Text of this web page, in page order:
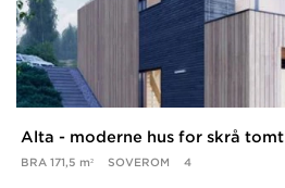
Alta - moderne hus for skrå tomt
BRA 171,5 m² SOVEROM 4